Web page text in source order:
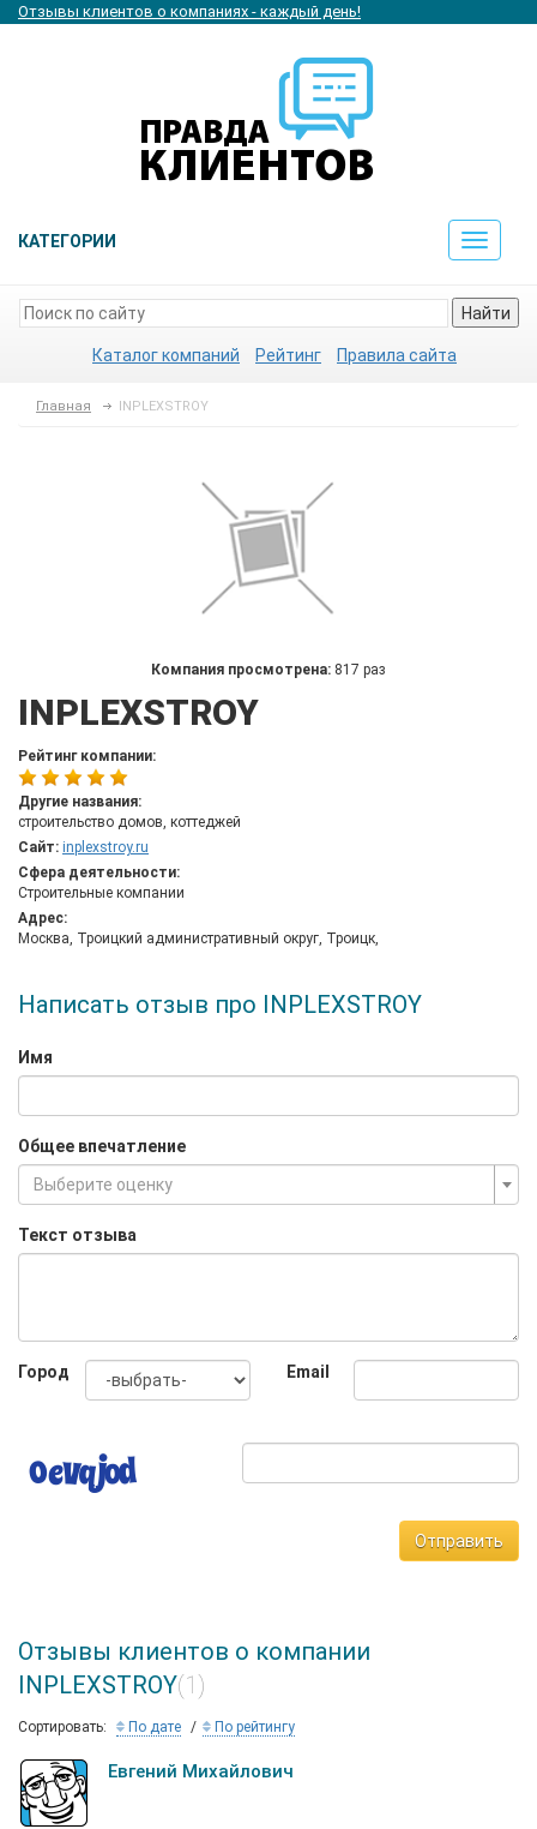
Отзывы клиентов о компаниях - каждый день!
КАТЕГОРИИ
Toggle
Найти
Каталог компаний Рейтинг Правила сайта
Главная INPLEXSTROY
Компания просмотрена: 817 раз
INPLEXSTROY
Рейтинг компании:
Другие названия:
строительство домов, коттеджей
Сайт: inplexstroy.ru
Сфера деятельности:
Строительные компании
Адрес:
Москва, Троицкий административный округ, Троицк,
Написать отзыв про INPLEXSTROY
Имя
Общее впечатление
Выберите оценку
Текст отзыва
Город Email
Отправить
Отзывы клиентов о компании
INPLEXSTROY(1)
Сортировать: По дате По рейтингу
Евгений Михайлович